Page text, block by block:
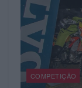
COMPETIÇÃO